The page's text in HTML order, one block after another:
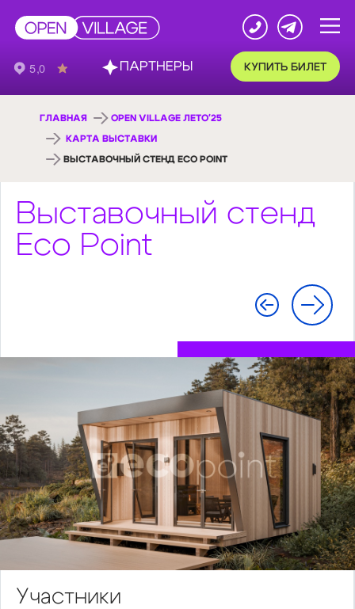
КУПИТЬ БИЛЕТ
ГЛАВНАЯ OPEN VILLAGE ЛЕТО'25
КАРТА ВЫСТАВКИ
ВЫСТАВОЧНЫЙ СТЕНД ECO POINT
Выставочный стенд
Eco Point
Участники